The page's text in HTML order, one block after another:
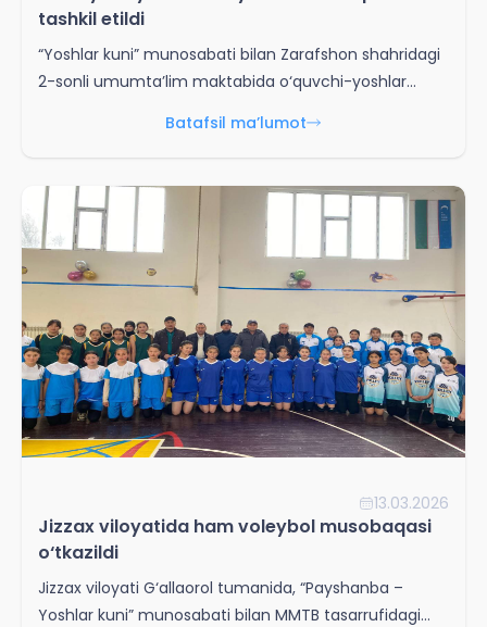
tashkil etildi
“Yoshlar kuni” munosabati bilan Zarafshon shahridagi
2-sonli umumta’lim maktabida o‘quvchi-yoshlar
voleybol sport turiga bo‘lgan qiziqishni yanada oshirish
maqsadida tashkil etildi. Bellashuvlar davomida
ishtirokchilar jamoaviylik, chaqqonlik va sport
mahoratini namoyon etib, qizg‘in bahslarda o‘zaro
Batafsil ma’lumot
13.03.2026
Jizzax viloyatida ham voleybol musobaqasi
o‘tkazildi
Jizzax viloyati G‘allaorol tumanida, “Payshanba –
Yoshlar kuni” munosabati bilan MMTB tasarrufidagi